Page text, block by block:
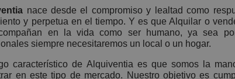
nace desde el compromiso y lealtad como
y perpetua en el tiempo. Y es que Alquilar o
en la vida como ser humano, ya sea
siempre necesitaremos un local o un hogar.
característico de Alquiventia es que somos la
en este tipo de mercado. Nuestro objetivo es